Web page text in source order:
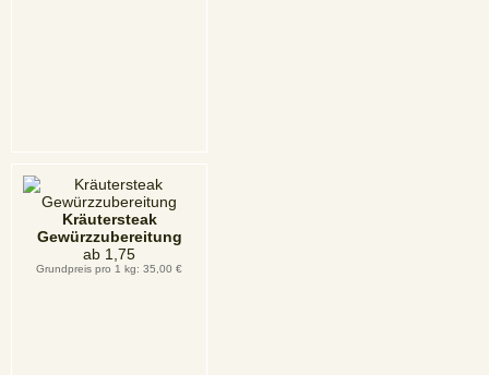
Kräutersteak
Gewürzzubereitung
ab 1,75
Grundpreis pro 1 kg: 35,00 €